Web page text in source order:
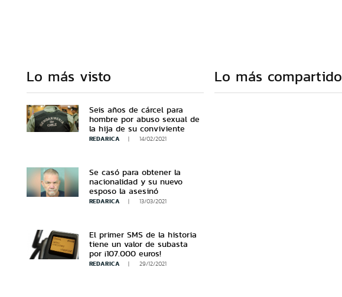
Lo más visto
Seis años de cárcel para
hombre por abuso sexual de
la hija de su conviviente
REDARICA 14/02/2021
Se casó para obtener la
nacionalidad y su nuevo
esposo la asesinó
REDARICA 13/03/2021
El primer SMS de la historia
tiene un valor de subasta
por ¡107.000 euros!
REDARICA 29/12/2021
Lo más compartido